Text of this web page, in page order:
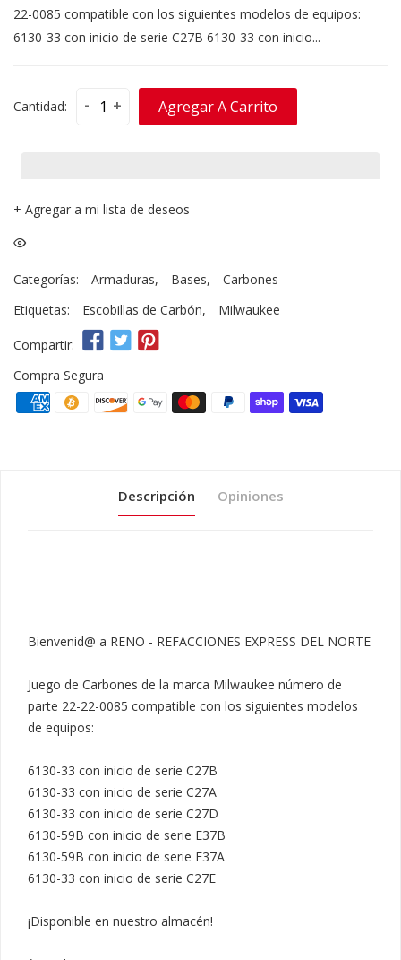
22-0085 compatible con los siguientes modelos de equipos:
6130-33 con inicio de serie C27B 6130-33 con inicio...
Cantidad: - + Agregar A Carrito
+ Agregar a mi lista de deseos
Categorías: Armaduras, Bases,
Carbones
Etiquetas:
Escobillas de Carbón, Milwaukee
Compartir:
Compra Segura
Descripción Opiniones
Bienvenid@ a RENO - REFACCIONES EXPRESS DEL NORTE
Juego de Carbones de la marca Milwaukee número de
parte 22-22-0085 compatible con los siguientes modelos
de equipos:
6130-33 con inicio de serie C27B
6130-33 con inicio de serie C27A
6130-33 con inicio de serie C27D
6130-59B con inicio de serie E37B
6130-59B con inicio de serie E37A
6130-33 con inicio de serie C27E
¡Disponible en nuestro almacén!